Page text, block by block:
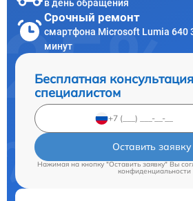
в день обращения
Срочный ремонт
смартфона Microsoft Lumia 640
минут
Бесплатная
специалистом
Оставить заявку
Нажимая на кнопку "Оставить заявку" Вы
конфиденциальности